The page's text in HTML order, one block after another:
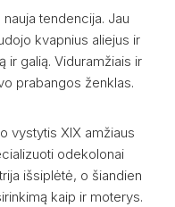
tendencija. Jau
kvapnius aliejus ir
ir galią. Viduramžiais ir
prabangos ženklas.
vystytis XIX amžiaus
odekolonai
išsiplėtė, o šiandien
kaip ir moterys.